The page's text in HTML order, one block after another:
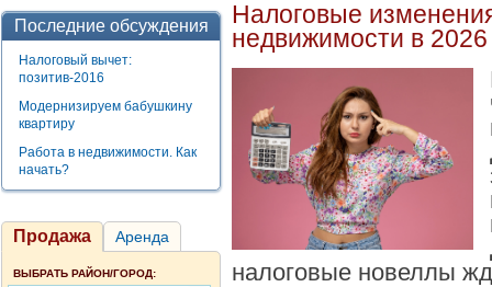
Последние обсуждения
Налоговый вычет:
позитив-2016
Модернизируем бабушкину
квартиру
Работа в недвижимости. Как
начать?
Продажа Аренда
ВЫБРАТЬ РАЙОН/ГОРОД:
Налоговые
недвижимости в 2026
налоговые новеллы